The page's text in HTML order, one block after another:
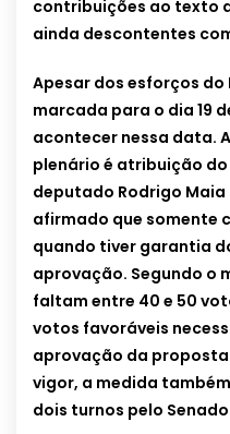
contribuições ao texto
ainda descontentes
Apesar dos esforços
marcada para o dia 19
acontecer nessa data.
plenário é atribuição
deputado Rodrigo Maia
afirmado que somente
quando tiver garantia
aprovação. Segundo o
faltam entre 40 e 50
votos favoráveis
aprovação da proposta
vigor, a medida
dois turnos pelo